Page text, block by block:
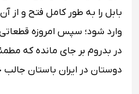
بابل را به طور کامل فتح و از
وارد شود؛ سپس امروزه قطعاتی
در بدروم بر جای مانده که
دوستان در ایران باستان جالب